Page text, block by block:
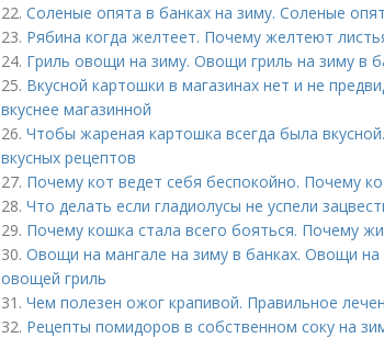
22. Соленые опята в банках на зиму. Соленые
23. Рябина когда желтеет. Почему желтеют
24. Гриль овощи на зиму. Овощи гриль на зиму в
25. Вкусной картошки в магазинах нет и не
вкуснее магазинной
26. Чтобы жареная картошка всегда была
вкусных рецептов
27. Почему кот ведет себя беспокойно. Почему
28. Что делать если гладиолусы не успели
29. Почему кошка стала всего бояться. Почему
30. Овощи на мангале на зиму в банках. Овощи
овощей гриль
31. Чем полезен ожог крапивой. Правильное
32. Рецепты помидоров в собственном соку на